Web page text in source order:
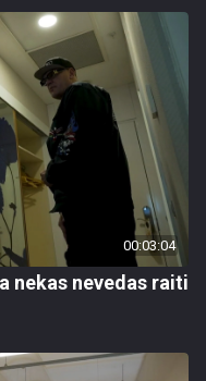
00:03:04
nekas nevedas raiti